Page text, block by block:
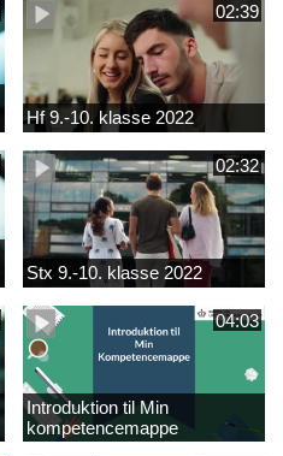
02:39
Hf 9.-10. klasse 2022
02:32
Stx 9.-10. klasse 2022
04:03
Introduktion til Min
kompetencemappe